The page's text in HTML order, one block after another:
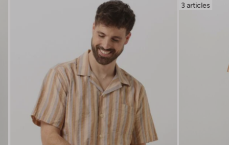
3 articles